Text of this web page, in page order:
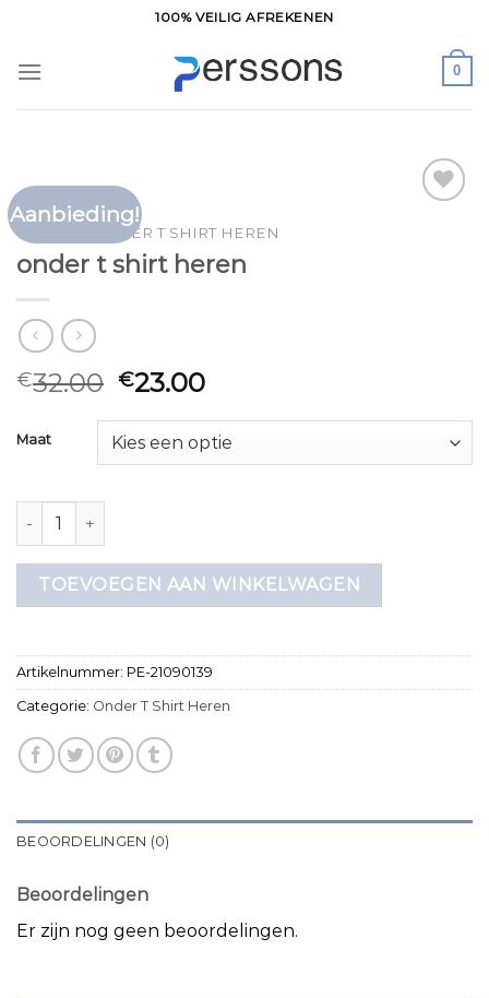
inhoud
100% VEILIG AFREKENEN
0
Aanbieding!
HOME ONDER T SHIRT HEREN
onder t shirt heren
€32.00 €23.00
Maat
onder t shirt heren aantal
TOEVOEGEN AAN WINKELWAGEN
Artikelnummer: PE-21090139
Categorie: Onder T Shirt Heren
BEOORDELINGEN (0)
Beoordelingen
Er zijn nog geen beoordelingen.